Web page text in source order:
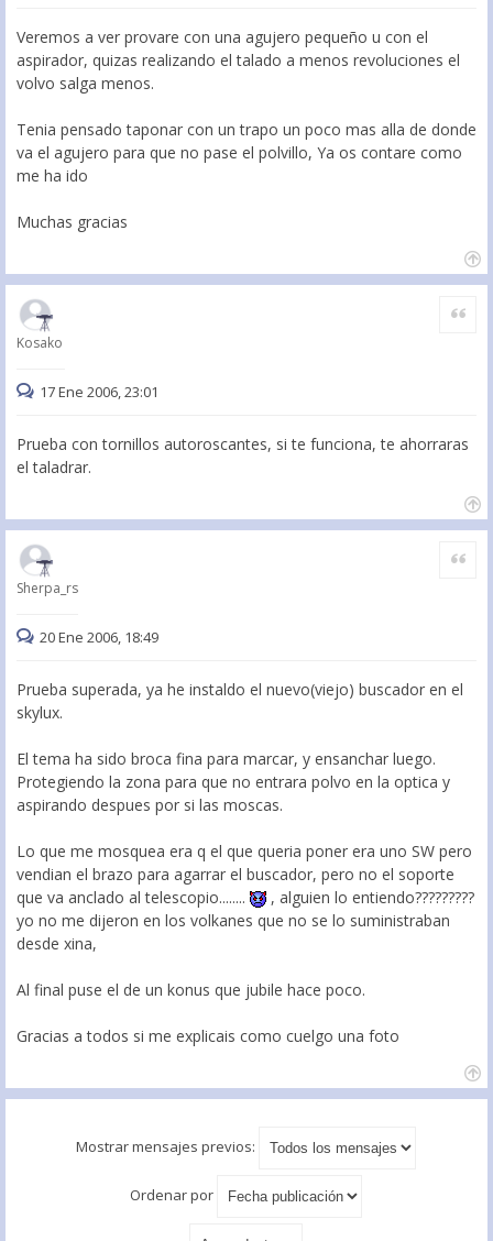
Veremos a ver provare con una agujero pequeño u con el
aspirador, quizas realizando el talado a menos revoluciones el
volvo salga menos.
Tenia pensado taponar con un trapo un poco mas alla de donde
va el agujero para que no pase el polvillo, Ya os contare como
me ha ido
Muchas gracias
Kosako
Citar
17 Ene 2006, 23:01
Prueba con tornillos autoroscantes, si te funciona, te ahorraras
el taladrar.
Sherpa_rs
Citar
20 Ene 2006, 18:49
Prueba superada, ya he instaldo el nuevo(viejo) buscador en el
skylux.
El tema ha sido broca fina para marcar, y ensanchar luego.
Protegiendo la zona para que no entrara polvo en la optica y
aspirando despues por si las moscas.
Lo que me mosquea era q el que queria poner era uno SW pero
vendian el brazo para agarrar el buscador, pero no el soporte
que va anclado al telescopio........
, alguien lo entiendo?????????
yo no me dijeron en los volkanes que no se lo suministraban
desde xina,
Al final puse el de un konus que jubile hace poco.
Gracias a todos si me explicais como cuelgo una foto
Mostrar mensajes previos:
Ordenar por